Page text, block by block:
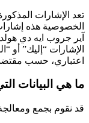
تعد الإشارات
الخصوصية هذه
آير جروب ايه دي
الإشارات “إليك”
اعتباري، حسب
ما هي البيانات
قد نقوم بجمع ومعالجة